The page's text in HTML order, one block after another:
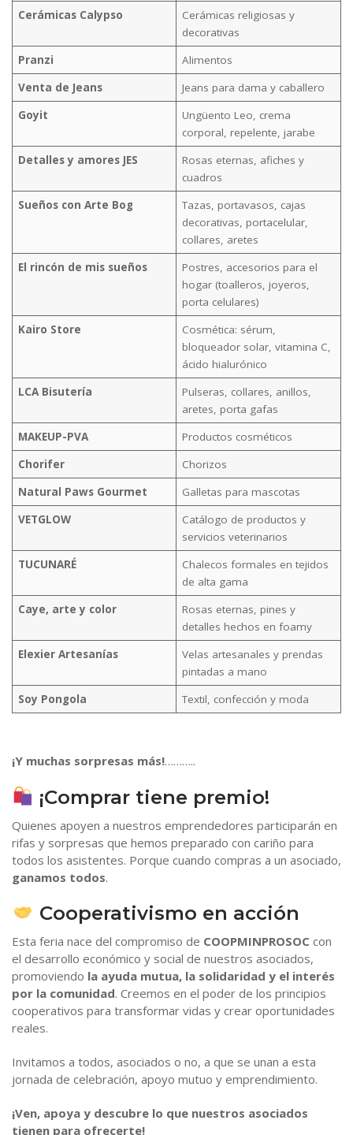
Cerámicas Calypso
Cerámicas religiosas y
decorativas
Pranzi
Alimentos
Venta de Jeans
Jeans para dama y caballero
Goyit
Ungüento Leo, crema
corporal, repelente, jarabe
Detalles y amores JES
Rosas eternas, afiches y
cuadros
Sueños con Arte Bog
Tazas, portavasos, cajas
decorativas, portacelular,
collares, aretes
El rincón de mis sueños
Postres, accesorios para el
hogar (toalleros, joyeros,
porta celulares)
Kairo Store
Cosmética: sérum,
bloqueador solar, vitamina C,
ácido hialurónico
LCA Bisutería
Pulseras, collares, anillos,
aretes, porta gafas
MAKEUP-PVA
Productos cosméticos
Chorifer
Chorizos
Natural Paws Gourmet
Galletas para mascotas
VETGLOW
Catálogo de productos y
servicios veterinarios
TUCUNARÉ
Chalecos formales en tejidos
de alta gama
Caye, arte y color
Rosas eternas, pines y
detalles hechos en foamy
Elexier Artesanías
Velas artesanales y prendas
pintadas a mano
Soy Pongola
Textil, confección y moda
¡Y muchas sorpresas más!………..
¡Comprar tiene premio!
Quienes apoyen a nuestros emprendedores participarán en
rifas y sorpresas que hemos preparado con cariño para
todos los asistentes. Porque cuando compras a un asociado,
ganamos todos.
Cooperativismo en acción
Esta feria nace del compromiso de COOPMINPROSOC con
el desarrollo económico y social de nuestros asociados,
promoviendo la ayuda mutua, la solidaridad y el interés
por la comunidad. Creemos en el poder de los principios
cooperativos para transformar vidas y crear oportunidades
reales.
Invitamos a todos, asociados o no, a que se unan a esta
jornada de celebración, apoyo mutuo y emprendimiento.
¡Ven, apoya y descubre lo que nuestros asociados
tienen para ofrecerte!